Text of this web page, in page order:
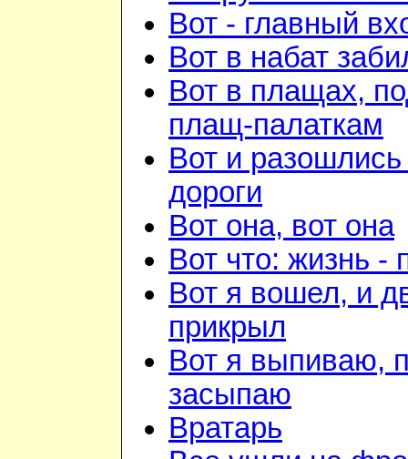
Вот - главный
Вот в набат
Вот в плащах,
плащ-палаткам
Вот и разошлись
дороги
Вот она, вот она
Вот что: жизнь -
Вот я вошел, и
прикрыл
Вот я выпиваю,
засыпаю
Вратарь